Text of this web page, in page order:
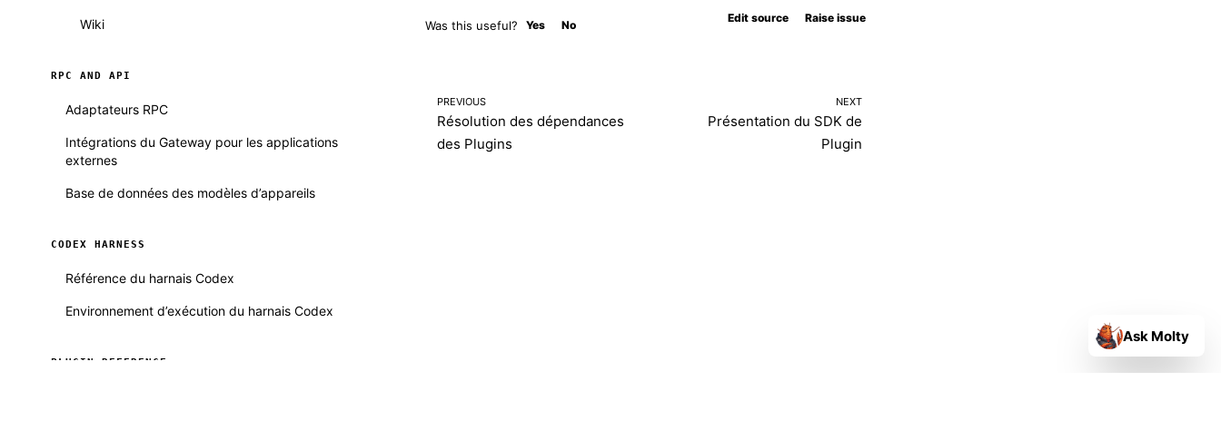
Wiki
RPC AND API
Adaptateurs RPC
Intégrations du Gateway pour les applications
externes
Base de données des modèles d’appareils
CODEX HARNESS
Référence du harnais Codex
Environnement d’exécution du harnais Codex
PLUGIN REFERENCE
Was this useful? Yes No
Edit source Raise issue
PREVIOUS
Résolution des dépendances
des Plugins
NEXT
Présentation du SDK de
Plugin
Ask Molty